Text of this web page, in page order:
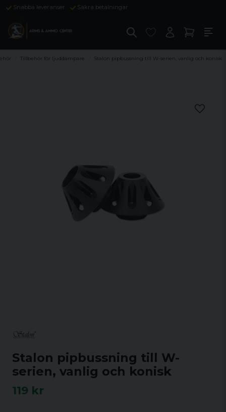
Snabba leveranser Säkra betalningar
Tillbehör för ljuddämpare Stalon pipbussning till W-serien, vanlig och konisk
Stalon pipbussning till W-
serien, vanlig och konisk
119 kr